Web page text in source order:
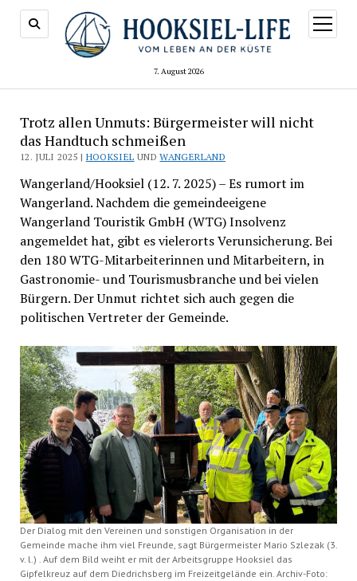
7. August 2026
Menü
öffnen
Trotz allen Unmuts: Bürgermeister will nicht
das Handtuch schmeißen
12. JULI 2025 | HOOKSIEL UNDWANGERLAND
Wangerland/Hooksiel (12. 7. 2025) – Es rumort im
Wangerland. Nachdem die gemeindeeigene
Wangerland Touristik GmbH (WTG) Insolvenz
angemeldet hat, gibt es vielerorts Verunsicherung. Bei
den 180 WTG-Mitarbeiterinnen und Mitarbeitern, in
Gastronomie- und Tourismusbranche und bei vielen
Bürgern. Der Unmut richtet sich auch gegen die
politischen Vertreter der Gemeinde.
Der Dialog mit den Vereinen und sonstigen Organisation in der
Gemeinde mache ihm viel Freunde, sagt Bürgermeister Mario Szlezak (3.
v. l.) . Auf dem Bild weiht er mit der Arbeitsgruppe Hooksiel das
Gipfelkreuz auf dem Diedrichsberg im Freizeitgelände ein. Archiv-Foto: